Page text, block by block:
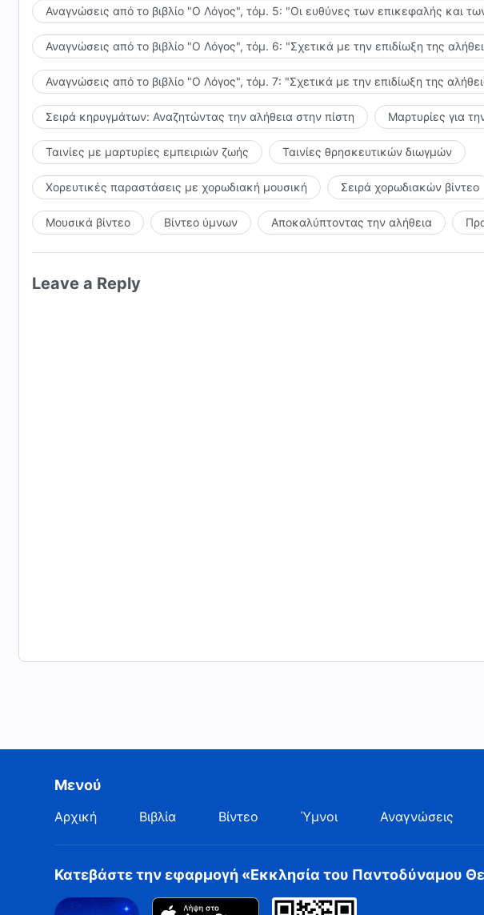
Αναγνώσεις από το βιβλίο "Ο Λόγος", τόμ. 5: "Οι ευθύνες των επικεφαλής και
Αναγνώσεις από το βιβλίο "Ο Λόγος", τόμ. 6: "Σχετικά με την επιδίωξη της
Αναγνώσεις από το βιβλίο "Ο Λόγος", τόμ. 7: "Σχετικά με την επιδίωξη της
Σειρά κηρυγμάτων: Αναζητώντας την αλήθεια στην πίστη Μαρτυρίες για
Ταινίες με μαρτυρίες εμπειριών ζωής Ταινίες θρησκευτικών διωγμών
Χορευτικές παραστάσεις με χορωδιακή μουσική Σειρά χορωδιακών βίντεο
Μουσικά βίντεο Βίντεο ύμνων Αποκαλύπτοντας την αλήθεια
Leave a Reply
Μενού
Αρχική Βιβλία Βίντεο Ύμνοι Αναγνώσεις
Κατεβάστε την εφαρμογή «Εκκλησία του Παντοδύναμου